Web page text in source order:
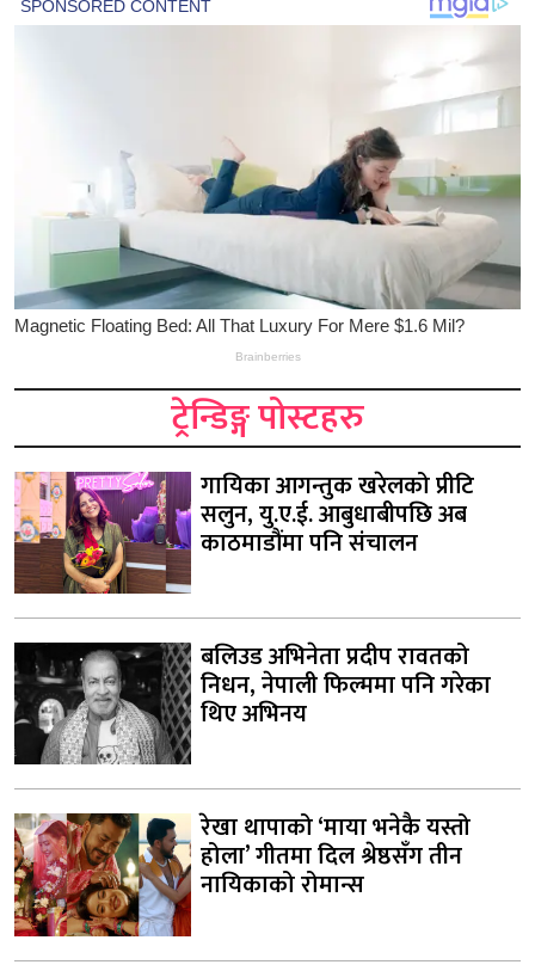
ट्रेन्डिङ्ग पोस्टहरु
गायिका आगन्तुक खरेलको प्रीटि
सलुन, यु.ए.ई. आबुधाबीपछि अब
काठमाडौंमा पनि संचालन
बलिउड अभिनेता प्रदीप रावतको
निधन, नेपाली फिल्ममा पनि गरेका
थिए अभिनय
रेखा थापाको ‘माया भनेकै यस्तो
होला’ गीतमा दिल श्रेष्ठसँग तीन
नायिकाको रोमान्स